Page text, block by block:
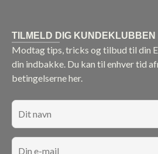
TILMELD DIG KUNDEKLUBBEN
Modtag tips, tricks og tilbud til din
din indbakke. Du kan til enhver tid
betingelserne her.